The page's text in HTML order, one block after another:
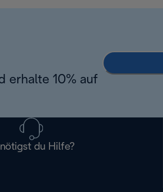
erhalte 10% auf
du Hilfe?